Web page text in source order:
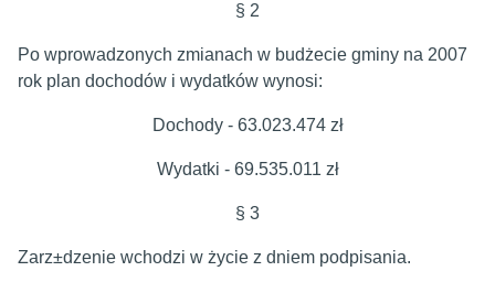
§ 2
Po wprowadzonych zmianach w budżecie gminy na 2007
rok plan dochodów i wydatków wynosi:
Dochody - 63.023.474 zł
Wydatki - 69.535.011 zł
§ 3
Zarz±dzenie wchodzi w życie z dniem podpisania.